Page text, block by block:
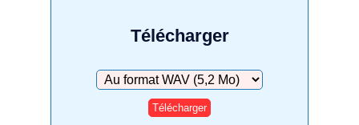
Télécharger
Télécharger